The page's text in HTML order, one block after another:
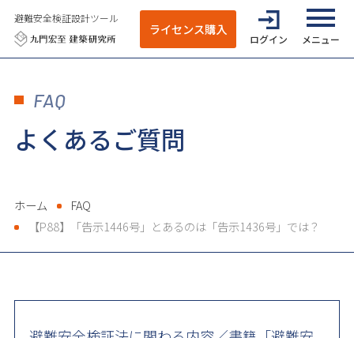
避難安全検証設計ツール
ライセンス購入
ログイン
全てのメニ
FAQ
よくあるご質問
ホーム
FAQ
【P88】「告示1446号」とあるのは「告示1436号」では？